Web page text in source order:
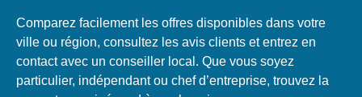
Comparez facilement les offres disponibles dans votre
ville ou région, consultez les avis clients et entrez en
contact avec un conseiller local. Que vous soyez
particulier, indépendant ou chef d’entreprise, trouvez la